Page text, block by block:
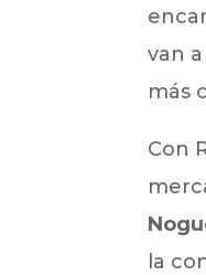
van
más
Con
la